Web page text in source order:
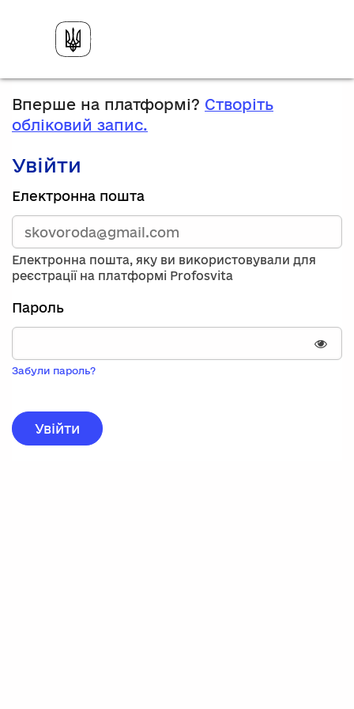
Вперше на платформі? Створіть
обліковий запис.
Увійти
Зареєструйтесь,
використавши
електронну
адресу
та
пароль.
Якщо
вас
немає
запису,
натисніть
реєстрації.
Електронна пошта
Електронна пошта, яку ви використовували для
реєстрації на платформі Profosvita
Пароль
Забули пароль?
Увійти